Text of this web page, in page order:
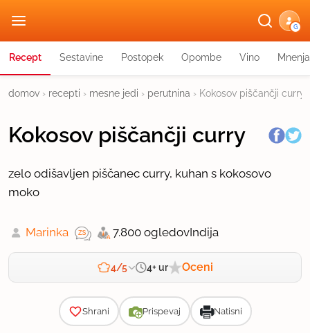
G
Recept Sestavine Postopek Opombe Vino Mnenja
domov › recepti › mesne jedi › perutnina › Kokosov piščančji curry
Kokosov piščančji curry
zelo odišavljen piščanec curry, kuhan s kokosovo
moko
Marinka 7.800 ogledovIndija
4/5 4+ ur Oceni
Shrani Prispevaj Natisni